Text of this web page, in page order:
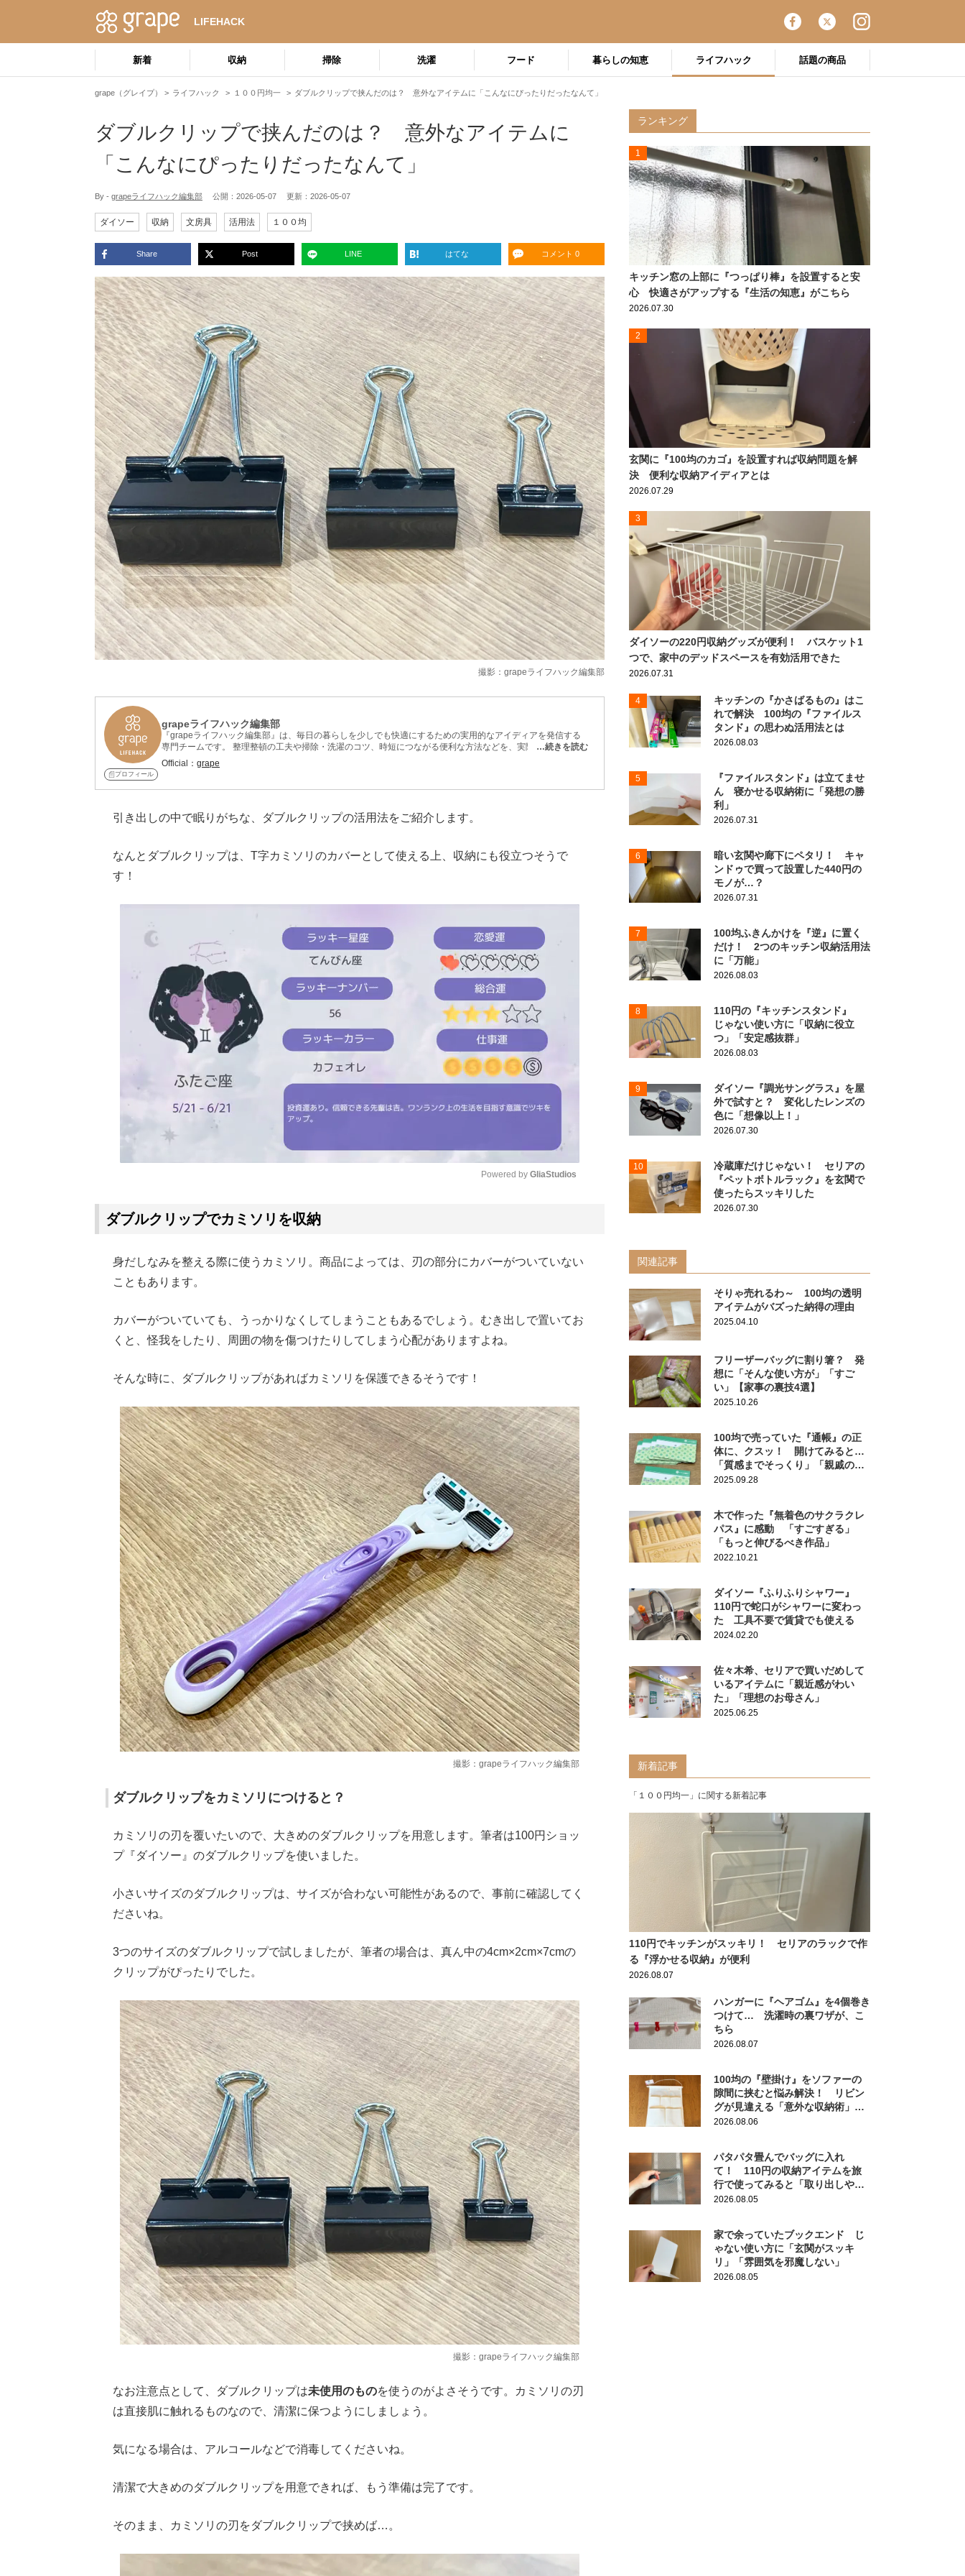
LIFEHACK
新着 収納 掃除 洗濯 フード 暮らしの知恵 ライフハック 話題の商品
grape（グレイプ） ライフハック １００円均一 ダブルクリップで挟んだのは？ 意外なアイテムに「こんなにぴったりだったなんて」
ダブルクリップで挟んだのは？ 意外なアイテムに
「こんなにぴったりだったなんて」
By - grapeライフハック編集部 公開： 2026-05-07 更新： 2026-05-07
ダイソー 収納 文房具 活用法 １００均
Share Post LINE はてな コメント 0
撮影：grapeライフハック編集部
プロフィール
grapeライフハック編集部
『grapeライフハック編集部』は、毎日の暮らしを少しでも快適にするための実用的なアイディアを発信する
専門チームです。 整理整頓の工夫や掃除・洗濯のコツ、時短につながる便利な方法などを、実際に試しながら
紹介しています。 記事制作には、整理収納や生活分野、法律などに精通した専門家による監修も一部で取り入
れ、再現性と信頼性を重視。 意外なアイテムを使った掃除術や、100円ショップグッズの活用法など、今日か
…続きを読む
Official： grape
引き出しの中で眠りがちな、ダブルクリップの活用法をご紹介します。
なんとダブルクリップは、T字カミソリのカバーとして使える上、収納にも役立つそうで
す！
Powered by GliaStudios
ダブルクリップでカミソリを収納
身だしなみを整える際に使うカミソリ。商品によっては、刃の部分にカバーがついていない
こともあります。
カバーがついていても、うっかりなくしてしまうこともあるでしょう。むき出しで置いてお
くと、怪我をしたり、周囲の物を傷つけたりしてしまう心配がありますよね。
そんな時に、ダブルクリップがあればカミソリを保護できるそうです！
撮影：grapeライフハック編集部
ダブルクリップをカミソリにつけると？
カミソリの刃を覆いたいので、大きめのダブルクリップを用意します。筆者は100円ショッ
プ『ダイソー』のダブルクリップを使いました。
小さいサイズのダブルクリップは、サイズが合わない可能性があるので、事前に確認してく
ださいね。
3つのサイズのダブルクリップで試しましたが、筆者の場合は、真ん中の4cm×2cm×7cmの
クリップがぴったりでした。
撮影：grapeライフハック編集部
なお注意点として、ダブルクリップは未使用のものを使うのがよさそうです。カミソリの刃
は直接肌に触れるものなので、清潔に保つようにしましょう。
気になる場合は、アルコールなどで消毒してくださいね。
清潔で大きめのダブルクリップを用意できれば、もう準備は完了です。
そのまま、カミソリの刃をダブルクリップで挟めば…。
ランキング
1
キッチン窓の上部に『つっぱり棒』を設置すると安
心 快適さがアップする『生活の知恵』がこちら
2026.07.30
2
玄関に『100均のカゴ』を設置すれば収納問題を解
決 便利な収納アイディアとは
2026.07.29
3
ダイソーの220円収納グッズが便利！ バスケット1
つで、家中のデッドスペースを有効活用できた
2026.07.31
4
キッチンの『かさばるもの』はこ
れで解決 100均の『ファイルス
タンド』の思わぬ活用法とは
2026.08.03
5
『ファイルスタンド』は立てませ
ん 寝かせる収納術に「発想の勝
利」
2026.07.31
6
暗い玄関や廊下にペタリ！ キャ
ンドゥで買って設置した440円の
モノが…？
2026.07.31
7
100均ふきんかけを『逆』に置く
だけ！ 2つのキッチン収納活用法
に「万能」
2026.08.03
8
110円の『キッチンスタンド』
じゃない使い方に「収納に役立
つ」「安定感抜群」
2026.08.03
9
ダイソー『調光サングラス』を屋
外で試すと？ 変化したレンズの
色に「想像以上！」
2026.07.30
10
冷蔵庫だけじゃない！ セリアの
『ペットボトルラック』を玄関で
使ったらスッキリした
2026.07.30
関連記事
そりゃ売れるわ～ 100均の透明
アイテムがバズった納得の理由
2025.04.10
フリーザーバッグに割り箸？ 発
想に「そんな使い方が」「すご
い」【家事の裏技4選】
2025.10.26
100均で売っていた『通帳』の正
体に、クスッ！ 開けてみると…
「質感までそっくり」「親戚の子
に渡したい」
2025.09.28
木で作った『無着色のサクラクレ
パス』に感動 「すごすぎる」
「もっと伸びるべき作品」
2022.10.21
ダイソー『ふりふりシャワー』
110円で蛇口がシャワーに変わっ
た 工具不要で賃貸でも使える
2024.02.20
佐々木希、セリアで買いだめして
いるアイテムに「親近感がわい
た」「理想のお母さん」
2025.06.25
新着記事
「１００円均一」に関する新着記事
110円でキッチンがスッキリ！ セリアのラックで作
る『浮かせる収納』が便利
2026.08.07
ハンガーに『ヘアゴム』を4個巻き
つけて… 洗濯時の裏ワザが、こ
ちら
2026.08.07
100均の『壁掛け』をソファーの
隙間に挟むと悩み解決！ リビン
グが見違える「意外な収納術」と
は
2026.08.06
パタパタ畳んでバッグに入れ
て！ 110円の収納アイテムを旅
行で使ってみると「取り出しやす
い」「身支度が快適に」
2026.08.05
家で余っていたブックエンド じ
ゃない使い方に「玄関がスッキ
リ」「雰囲気を邪魔しない」
2026.08.05